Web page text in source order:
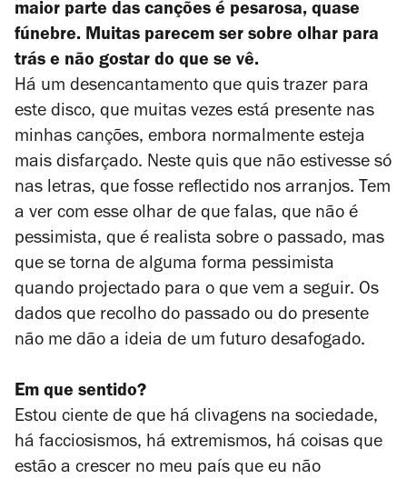
maior parte das canções é pesarosa, quase
fúnebre. Muitas parecem ser sobre olhar para
trás e não gostar do que se vê.
Há um desencantamento que quis trazer para
este disco, que muitas vezes está presente nas
minhas canções, embora normalmente esteja
mais disfarçado. Neste quis que não estivesse só
nas letras, que fosse reflectido nos arranjos. Tem
a ver com esse olhar de que falas, que não é
pessimista, que é realista sobre o passado, mas
que se torna de alguma forma pessimista
quando projectado para o que vem a seguir. Os
dados que recolho do passado ou do presente
não me dão a ideia de um futuro desafogado.
Em que sentido?
Estou ciente de que há clivagens na sociedade,
há facciosismos, há extremismos, há coisas que
estão a crescer no meu país que eu não